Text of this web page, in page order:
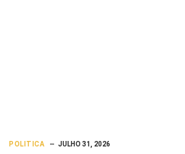
POLITICA JULHO 31, 2026